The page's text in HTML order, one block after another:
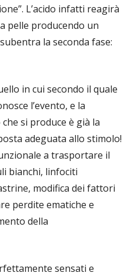
L’acido infatti reagirà
pelle producendo un
la seconda fase:
in cui secondo il quale
l’evento, e la
si produce è già la
adeguata allo stimolo!
a trasportare il
bianchi, linfociti
modifica dei fattori
perdite ematiche e
della
sensati e